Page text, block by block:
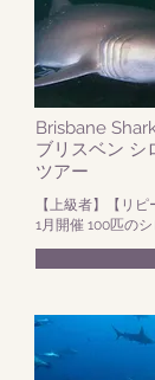
Brisbane
ブリスベン シ
ツアー
【上級者】【リ
​1月開催 100匹の